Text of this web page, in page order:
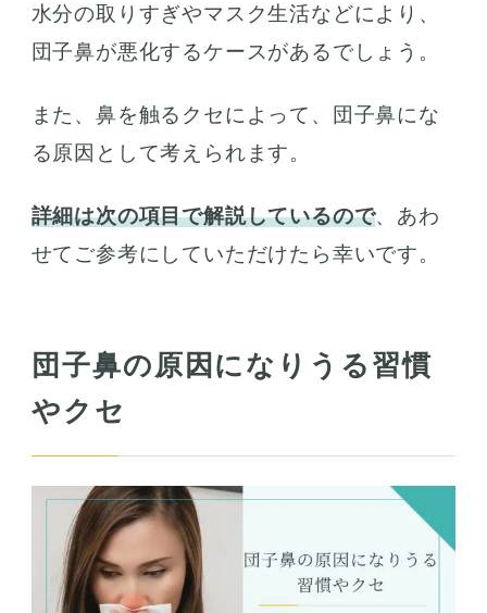
水分の取りすぎやマスク生活などにより、
団子鼻が悪化するケースがあるでしょう。
また、鼻を触るクセによって、団子鼻にな
る原因として考えられます。
詳細は次の項目で解説しているので、あわ
せてご参考にしていただけたら幸いです。
団子鼻の原因になりうる習慣
やクセ